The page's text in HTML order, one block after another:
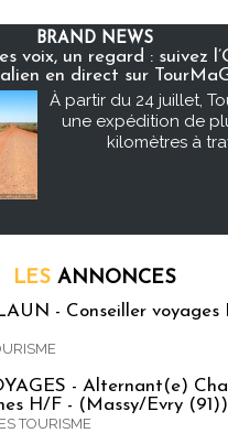
BRAND NEWS
voix, un regard : suivez
en direct sur
À partir du 24 juillet,
une expédition de
kilomètres à
LES ANNONCES
- Conseiller voyages
- Alternant(e)
H/F - (Massy/Evry (91))
TOURISME